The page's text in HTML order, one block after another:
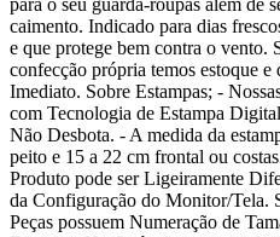
para o seu guarda-roupas além de
caimento. Indicado para dias
e que protege bem contra o vento.
confecção própria temos estoque
Imediato. Sobre Estampas; -
com Tecnologia de Estampa
Não Desbota. - A medida da
peito e 15 a 22 cm frontal ou
Produto pode ser Ligeiramente
da Configuração do Monitor/Tela.
Peças possuem Numeração de